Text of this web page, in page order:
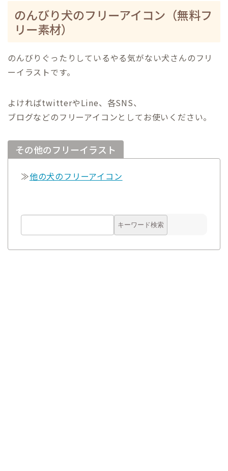
のんびり犬のフリーアイコン（無料フ
リー素材）
のんびりぐったりしているやる気がない犬さんのフリ
ーイラストです。
よければtwitterやLine、各SNS、
ブログなどのフリーアイコンとしてお使いください。
その他のフリーイラスト
≫他の犬のフリーアイコン